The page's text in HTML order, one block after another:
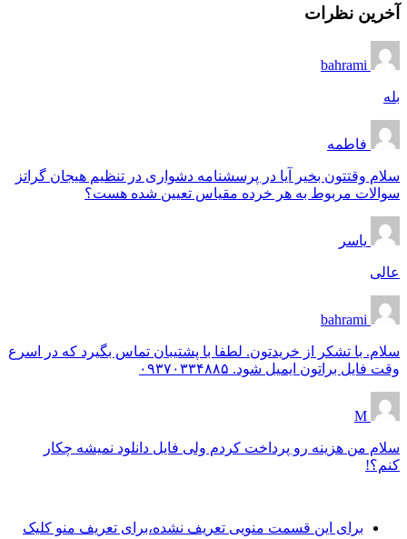
آخرین نظرات
bahrami
بله
فاطمه
سلام وقتتون بخیر آیا در پرسشنامه دشواری در تنظیم هیجان گراتز
سوالات مربوط به هر خرده مقیاس تعیین شده هست؟
یاسر
عالی
bahrami
سلام. با تشکر از خریدتون. لطفا با پشتیبان تماس بگیرد که در اسرع
وقت فایل براتون ایمیل شود. ۰۹۳۷۰۳۳۴۸۸۵
M
سلام من هزینه رو پرداخت کردم ولی فایل دانلود نمیشه چکار
کنم؟!
برای این قسمت منویی تعریف نشده،برای تعریف منو کلیک